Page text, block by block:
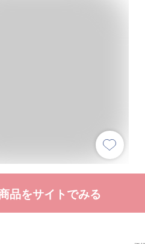
品をサイトでみる